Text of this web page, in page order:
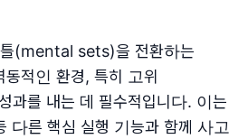
(mental sets)을 전환하는
적인 환경, 특히 고위
과를 내는 데 필수적입니다. 이는
다른 핵심 실행 기능과 함께 사고